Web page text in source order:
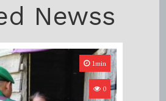
Newss
1min
0